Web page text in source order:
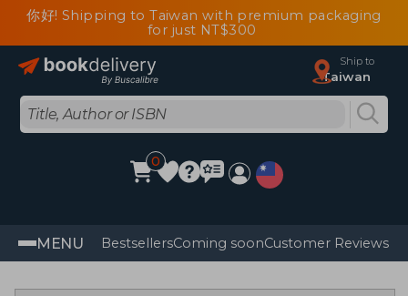
你好! Shipping to Taiwan with premium packaging
for just NT$300
Ship to
Taiwan
0
MENU BestsellersComing soonCustomer Reviews